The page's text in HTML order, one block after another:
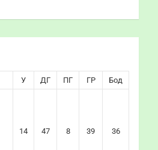
У ДГ ПГ ГР Бод
14 47 8 39 36